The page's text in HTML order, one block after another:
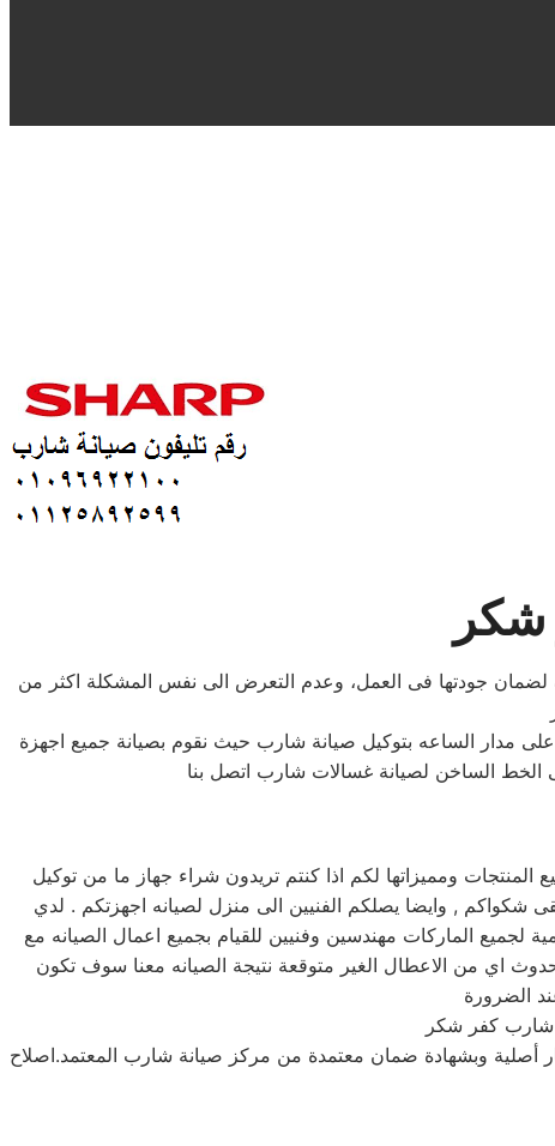
شكر
لضمان جودتها فى العمل، وعدم التعرض الى نفس المشكلة اكثر من
مدار الساعه بتوكيل صيانة شارب حيث نقوم بصيانة جميع اجهزة
ومميزاتها لكم اذا كنتم تريدون شراء جهاز ما من توكيل
صيانه شارب خدمه 24 ساعه , فى تلقى شكواكم , وايضا يصلكم الفنيين الى منزل لصيانه اجهزتكم . لدي
الماركات مهندسين وفنيين للقيام بجميع اعمال الصيانه مع
اي من الاعطال الغير متوقعة نتيجة الصيانه معنا سوف تكون
كفر شكر
أصلية وبشهادة ضمان معتمدة من مركز صيانة شارب المعتمد.اصلاح